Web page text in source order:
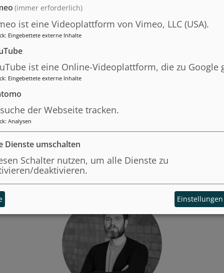
Lehrende
(immer erforderlich)
ist eine Videoplattform von Vimeo, LLC (USA).
: Eingebettete externe Inhalte
ist eine Online-Videoplattform, die zu Google
: Eingebettete externe Inhalte
der Webseite tracken.
: Analysen
Dienste umschalten
Schalter nutzen, um alle Dienste zu
deaktivieren.